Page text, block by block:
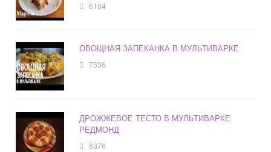
6184
ОВОЩНАЯ ЗАПЕКАНКА В МУЛЬТИВАРКЕ
7536
ДРОЖЖЕВОЕ ТЕСТО В МУЛЬТИВАРКЕ
РЕДМОНД
6376